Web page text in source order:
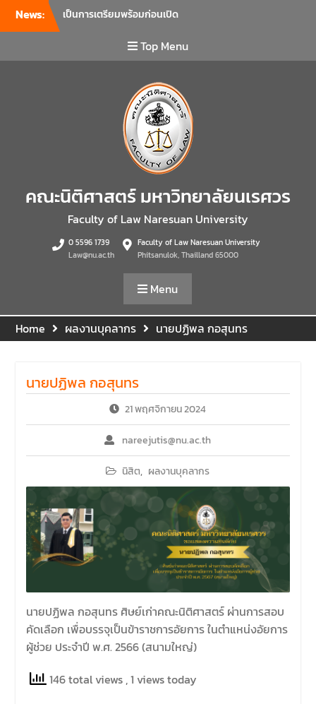
News:
รายวิชาตรรกศาสตร์และการ
ประชุมชั้น 3 อาคารคณะ
นิติศาสตร์ มหาวิทยาลัยนเรศวร
คณะนิติศาสตร์ มหาวิทยาลัย
นเรศวร จัดโครงการเตรียม
ความพร้อมเพื่อรับมือภัยพิบัติ
และปฐมพยาบาลเบื้องต้น
ประจำปี 2569 ณ ห้อง 2-311
อาคารปราบไตรจักร 2
มหาวิทยาลัยนเรศวร โดย
กิจกรรมดังกล่าวจัดขึ้นสำหรับ
บุคลากรที่ปฏิบัติงาน ณ กลุ่ม
อาคารอุตสาหกรรมบริการ เพื่อ
ปลอดภัย ซึ่งครอบคลุมหน่วย
คณะนิติศาสตร์ มหาวิทยาลัย
นเรศวร จัดโครงการปฐมนิเทศ
และพบผู้ปกครอง ประจำปีการ
ศึกษา 2569 โดยได้รับเกียรติ
ญรัตน์ โชคบันดาลชัย คณบดี
คณะนิติศาสตร์ ให้เกียรติเป็น
ประธานในพิธีเปิด พร้อมกล่าว
ต้อนรับและให้โอวาทแก่นิสิตใหม่
มีวัตถุประสงค์เพื่อให้ผู้ปกครอง
และนิสิตได้ทราบถึงนโยบาย
ด้านการเรียนการสอนของคณะ
นิติศาสตร์
Top Menu
คณะนิติศาสตร์ มหาวิทยาลัยนเรศวร
Faculty of Law Naresuan University
0 5596 1739
Law@nu.ac.th
Faculty of Law Naresuan University
Phitsanulok, Thailland 65000
Menu
Home ผลงานบุคลากร นายปฏิพล กอสุนทร
นายปฏิพล กอสุนทร
21 พฤศจิกายน 2024
nareejutis@nu.ac.th
นิสิต, ผลงานบุคลากร
นายปฏิพล กอสุนทร ศิษย์เก่าคณะนิติศาสตร์ ผ่านการสอบ
คัดเลือก เพื่อบรรจุเป็นข้าราชการอัยการ ในตำแหน่งอัยการ
ผู้ช่วย ประจำปี พ.ศ. 2566 (สนามใหญ่)
146 total views , 1 views today